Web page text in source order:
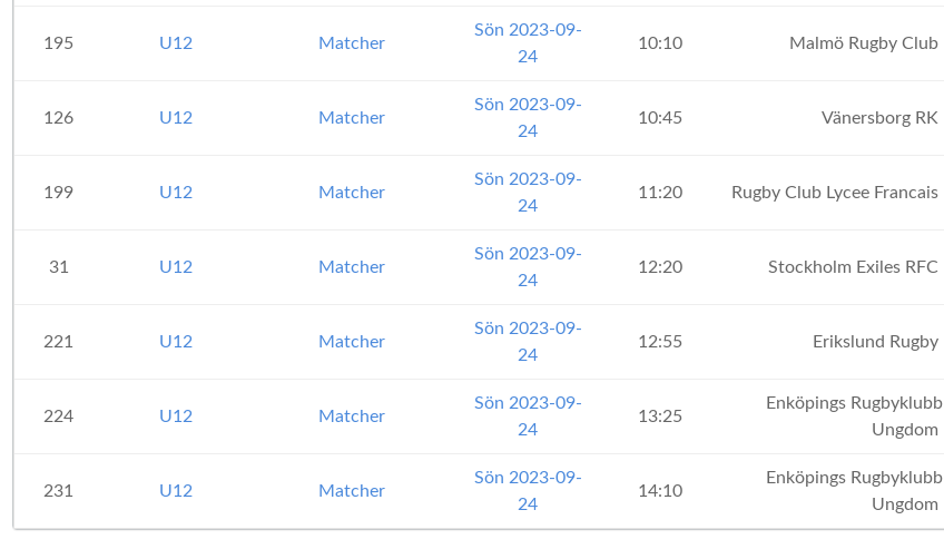
195 U12 Matcher
Sön 2023-09-
24
10:10 Malmö Rugby Club
126 U12 Matcher
Sön 2023-09-
24
10:45 Vänersborg RK
199 U12 Matcher
Sön 2023-09-
24
11:20 Rugby Club Lycee Francais
31 U12 Matcher
Sön 2023-09-
24
12:20 Stockholm Exiles RFC
221 U12 Matcher
Sön 2023-09-
24
12:55 Erikslund Rugby
224 U12 Matcher
Sön 2023-09-
24
13:25
Enköpings Rugbyklubb
Ungdom
231 U12 Matcher
Sön 2023-09-
24
14:10
Enköpings Rugbyklubb
Ungdom